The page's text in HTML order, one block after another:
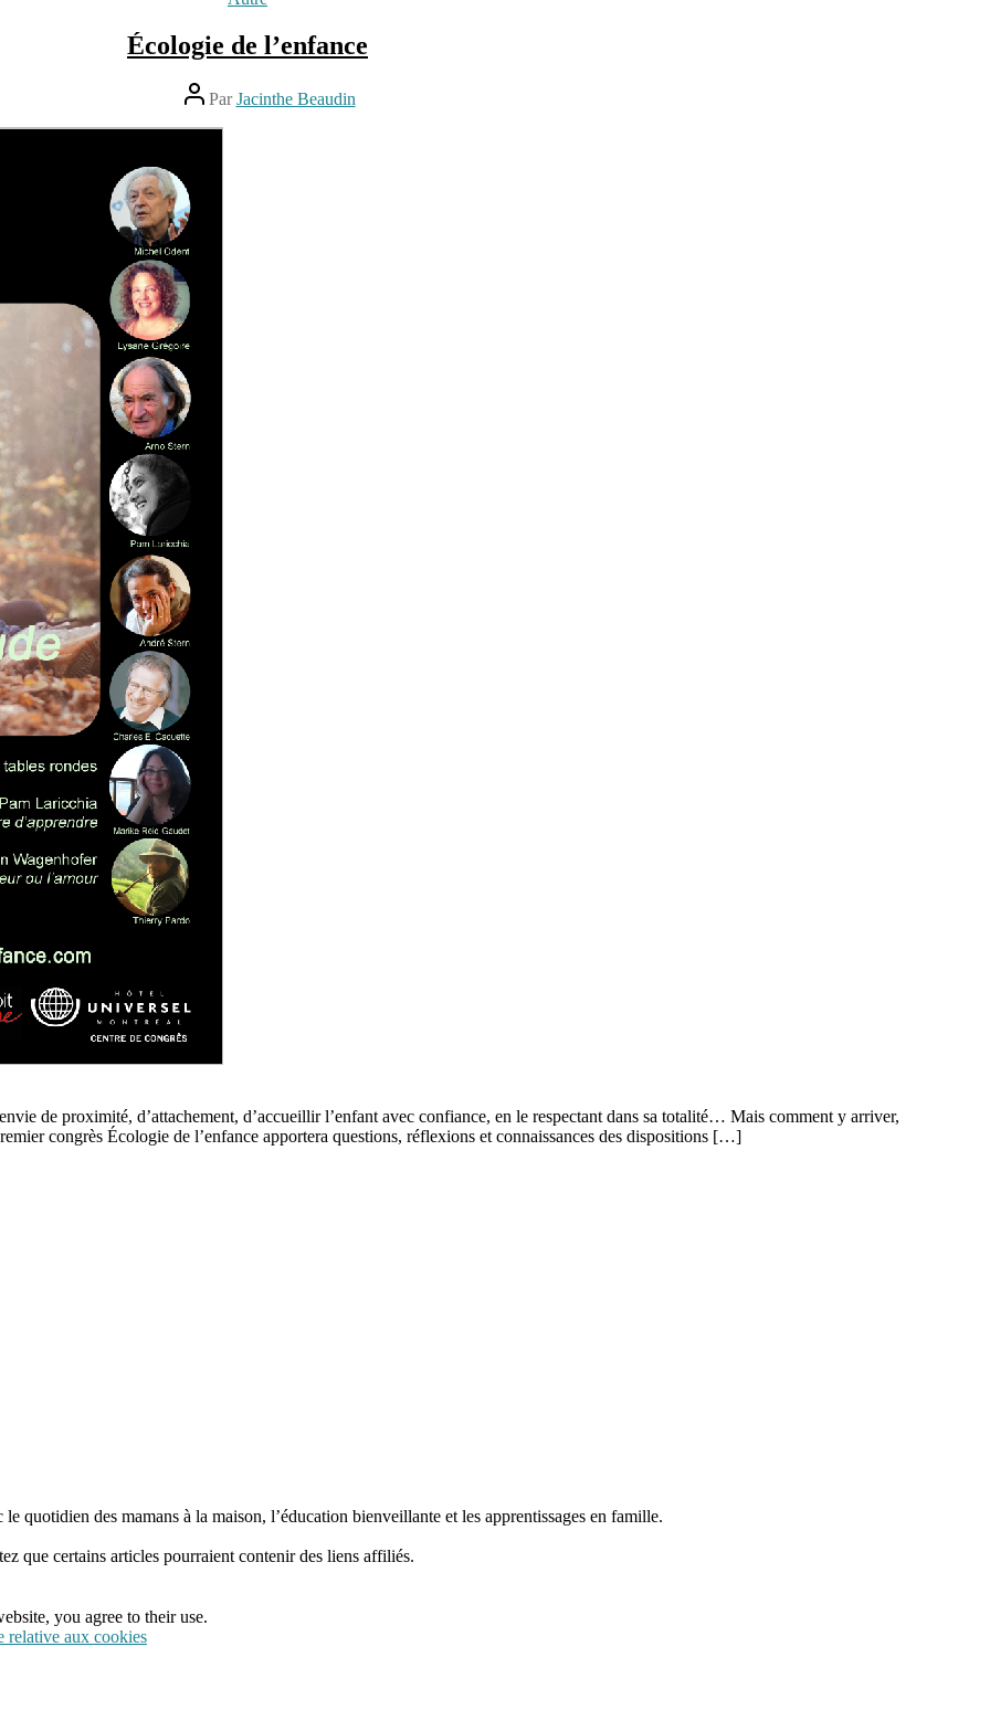
Écologie de l’enfance
Auteur
de
l’article
ParJacinthe Beaudin
de proximité, d’attachement, d’accueillir l’enfant avec confiance, en le respectant dans sa totalité… Mais comment y arriver,
congrès Écologie de l’enfance apportera questions, réflexions et connaissances des dispositions […]
quotidien des mamans à la maison, l’éducation bienveillante et les apprentissages en famille.
que certains articles pourraient contenir des liens affiliés.
you agree to their use.
relative aux cookies